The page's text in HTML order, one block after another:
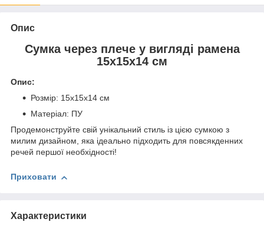
Опис
Сумка через плече у вигляді рамена
15x15x14 см
Опис:
Розмір: 15x15x14 см
Матеріал: ПУ
Продемонструйте свій унікальний стиль із цією сумкою з
милим дизайном, яка ідеально підходить для повсякденних
речей першої необхідності!
Приховати
Характеристики